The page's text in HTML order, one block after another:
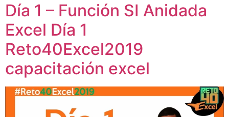
Día 1 – Función SI Anidada
Excel Día 1
Reto40Excel2019
capacitación excel